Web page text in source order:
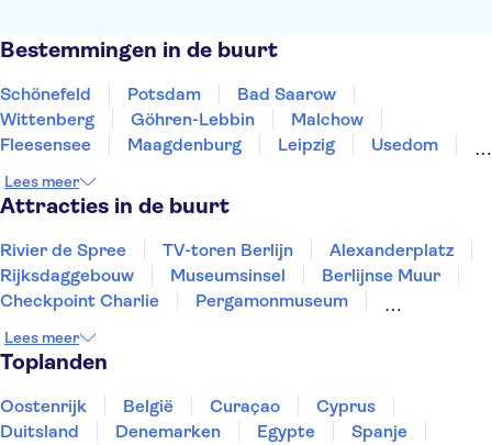
Bestemmingen in de buurt
Schönefeld Potsdam
Bad Saarow
Wittenberg
Göhren-Lebbin
Malchow
Fleesensee
Maagdenburg Leipzig
Usedom
Schwerin
Lees meer
Attracties in de buurt
Rivier de Spree TV-toren Berlijn
Alexanderplatz
Rijksdaggebouw
Museumsinsel
Berlijnse Muur
Checkpoint Charlie
Pergamonmuseum
Botanische tuin Berlijn
Neues Museum
Brandenburger Tor
Lees meer
Toplanden
Oostenrijk België Curaçao
Cyprus
Duitsland
Denemarken Egypte
Spanje